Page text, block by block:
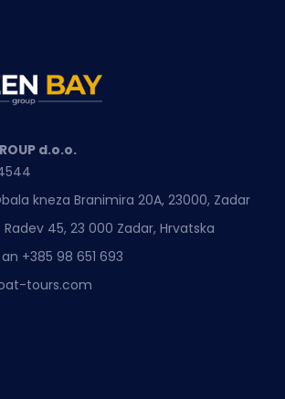
d.o.o.
kneza Branimira 20A, 23000, Zadar
45, 23 000 Zadar, Hrvatska
+385 98 651 693
tours.com